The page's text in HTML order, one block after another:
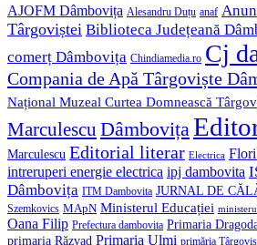
AJOFM Dâmbovița Alesandru Duțu anaf
Târgoviștei Biblioteca Județeană
comerț Dâmbovița Chindiamedia.ro Cj
Compania de Apă Târgoviște
Național Muzeal Curtea Domnească
Marculescu Dâmbovița
Marculescu Editorial literar Electrica
intreruperi energie electrica ipj dambovita
Dâmbovița ITM Dambovita JURNAL DE
Szemkovics MApN Ministerul Educației
Oana Filip Prefectura dambovita Primaria
primaria Răzvad Primaria Ulmi primăria